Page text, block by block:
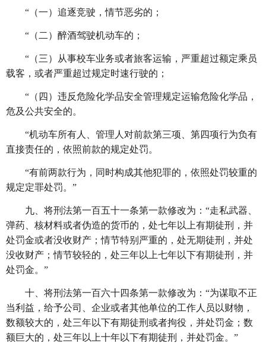
“（一）追逐竞驶，情节恶劣的；
“（二）醉酒驾驶机动车的；
“（三）从事校车业务或者旅客运输，严重超过额定乘员
载客，或者严重超过规定时速行驶的；
“（四）违反危险化学品安全管理规定运输危险化学品，
危及公共安全的。
“机动车所有人、管理人对前款第三项、第四项行为负有
直接责任的，依照前款的规定处罚。
“有前两款行为，同时构成其他犯罪的，依照处罚较重的
规定定罪处罚。”
九、将刑法第一百五十一条第一款修改为： “走私武器、
弹药、核材料或者伪造的货币的，处七年以上有期徒刑，并
处罚金或者没收财产；情节特别严重的，处无期徒刑，并处
没收财产；情节较轻的，处三年以上七年以下有期徒刑，并
处罚金。”
十、将刑法第一百六十四条第一款修改为： “为谋取不正
当利益，给予公司、企业或者其他单位的工作人员以财物，
数额较大的，处三年以下有期徒刑或者拘役，并处罚金；数
额巨大的，处三年以上十年以下有期徒刑，并处罚金。”